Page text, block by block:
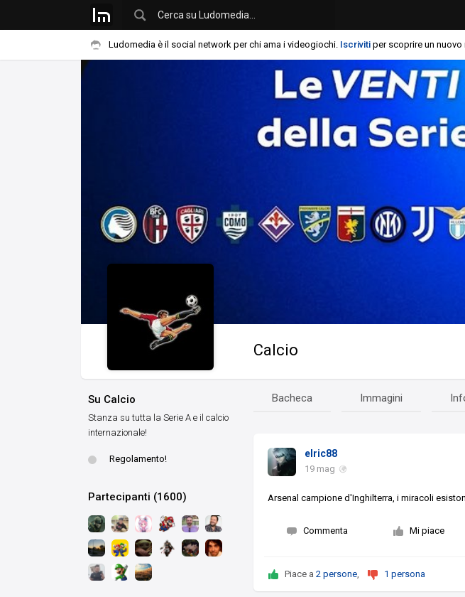
Ludomedia è il social network per chi ama i videogiochi. Iscriviti per scoprire un
Calcio
Su Calcio
Stanza su tutta la Serie A e il calcio
internazionale!
Regolamento!
Partecipanti (1600)
Bacheca Immagini
elric88
19 mag
Arsenal campione d'Inghilterra, i miracoli
Commenta Mi piace
Piace a2 persone 1 persona